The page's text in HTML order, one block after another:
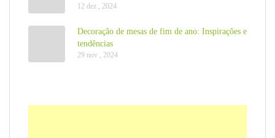
12 dez , 2024
Decoração de mesas de fim de ano: Inspirações e
tendências
29 nov , 2024